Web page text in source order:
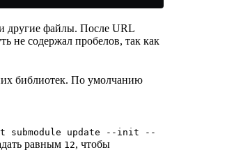
другие файлы. После URL
не содержал пробелов, так как
библиотек. По умолчанию
submodule update --init --
равным 12, чтобы